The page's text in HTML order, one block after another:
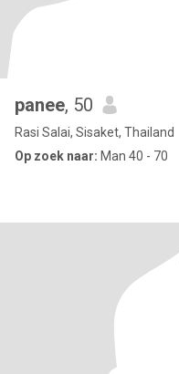
panee, 50
Rasi Salai, Sisaket, Thailand
Op zoek naar: Man 40 - 70